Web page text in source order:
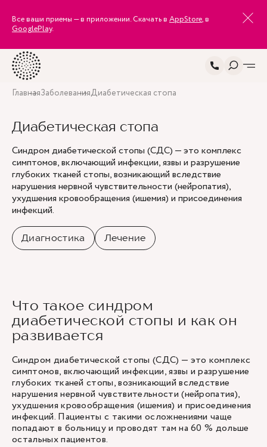
Все ваши приемы — в приложении. Скачать в AppStore, в
GooglePlay.
ГлавнаяЗаболеванияДиабетическая стопа
Диабетическая стопа
Синдром диабетической стопы (СДС) — это комплекс
симптомов, включающий инфекции, язвы и разрушение
глубоких тканей стопы, возникающий вследствие
нарушения нервной чувствительности (нейропатия),
ухудшения кровообращения (ишемия) и присоединения
инфекций.
Диагностика Лечение
Что такое синдром
диабетической стопы и как он
развивается
Синдром диабетической стопы (СДС) — это комплекс
симптомов, включающий инфекции, язвы и разрушение
глубоких тканей стопы, возникающий вследствие
нарушения нервной чувствительности (нейропатия),
ухудшения кровообращения (ишемия) и присоединения
инфекций. Пациенты с такими осложнениями чаще
попадают в больницу и проводят там на 60 % дольше
остальных пациентов.